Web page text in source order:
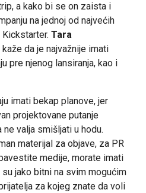
a kako bi se on zaista i
na jednoj od najvećih
Tara
da je najvažnije imati
pre njenog lansiranja, kao i
imati bekap planove, jer
projektovane putanje
valja smišljati u hodu.
materijal za objave, za PR
medije, morate imati
jako bitni na svim mogućim
za kojeg znate da voli